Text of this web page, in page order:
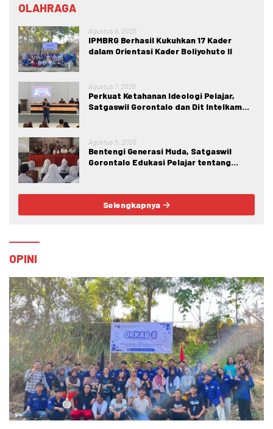
OLAHRAGA
Agustus 8, 2026
IPMBRG Berhasil Kukuhkan 17 Kader
dalam Orientasi Kader Boliyohuto II
Agustus 7, 2026
Perkuat Ketahanan Ideologi Pelajar,
Satgaswil Gorontalo dan Dit Intelkam
Kabila
Agustus 5, 2026
Bentengi Generasi Muda, Satgaswil
Gorontalo Edukasi Pelajar tentang
Selengkapnya
OPINI